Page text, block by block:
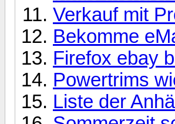
Verkauf mit
Bekomme
Firefox ebay
Powertrims
Liste der